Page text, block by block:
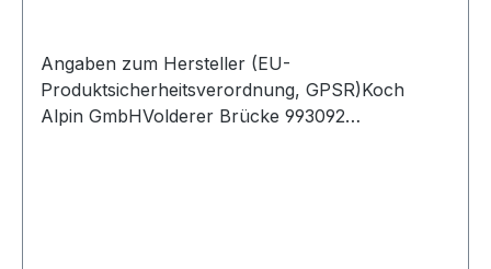
Angaben zum Hersteller (EU-
Produktsicherheitsverordnung, GPSR)Koch
Alpin GmbHVolderer Brücke 993092